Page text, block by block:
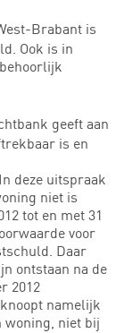
Brabant is
Ook is in
geeft aan
is en
deze uitspraak
niet is
tot en met 31
voor
Daar
ontstaan na de
2012
namelijk
woning, niet bij